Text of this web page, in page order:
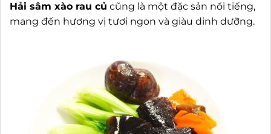
Hải sâm xào rau củ cũng là một đặc sản nổi tiếng,
mang đến hương vị tươi ngon và giàu dinh dưỡng.